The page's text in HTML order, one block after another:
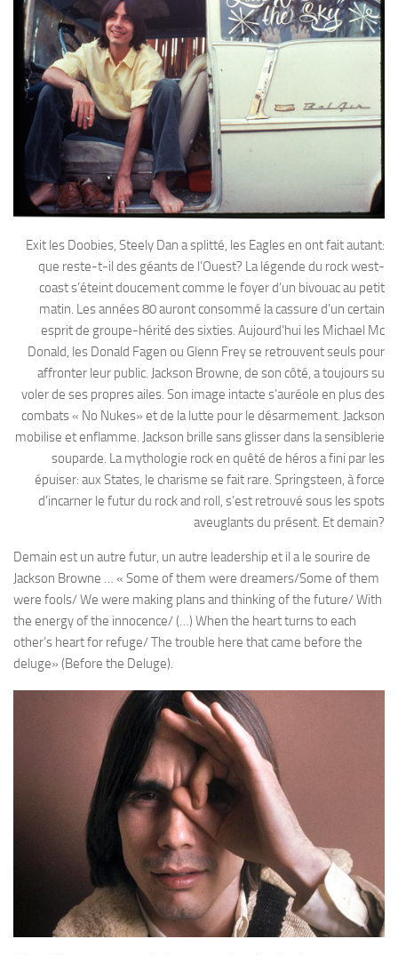
Exit les Doobies, Steely Dan a splitté, les Eagles en ont fait autant:
que reste-t-il des géants de l’Ouest? La légende du rock west-
coast s’éteint doucement comme le foyer d’un bivouac au petit
matin. Les années 80 auront consommé la cassure d’un certain
esprit de groupe-hérité des sixties. Aujourd’hui les Michael Mc
Donald, les Donald Fagen ou Glenn Frey se retrouvent seuls pour
affronter leur public. Jackson Browne, de son côté, a toujours su
voler de ses propres ailes. Son image intacte s’auréole en plus des
combats « No Nukes» et de la lutte pour le désarmement. Jackson
mobilise et enflamme. Jackson brille sans glisser dans la sensiblerie
souparde. La mythologie rock en quêté de héros a fini par les
épuiser: aux States, le charisme se fait rare. Springsteen, à force
d’incarner le futur du rock and roll, s’est retrouvé sous les spots
aveuglants du présent. Et demain?
Demain est un autre futur, un autre leadership et il a le sourire de
Jackson Browne … « Some of them were dreamers/Some of them
were fools/ We were making plans and thinking of the future/ With
the energy of the innocence/ (…) When the heart turns to each
other’s heart for refuge/ The trouble here that came before the
deluge» (Before the Deluge).